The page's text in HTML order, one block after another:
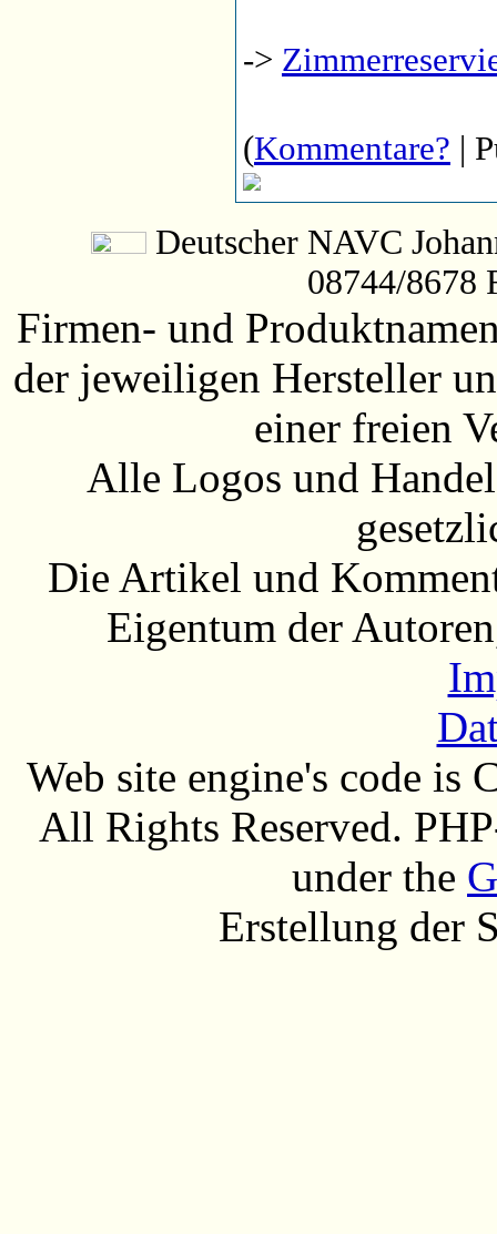
->
(Kommentare? |
Deutscher NAVC
08744/8678
Firmen- und
der jeweiligen Hersteller
einer freien
Alle Logos und
Die Artikel und
Eigentum der
Web site engine's code
All Rights Reserved.
under the
Erstellung der